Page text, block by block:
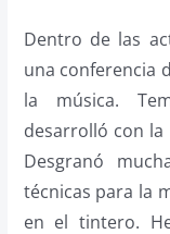
Dentro de las
una conferencia
la música.
desarrolló con la
Desgranó
técnicas para la
en el tintero.